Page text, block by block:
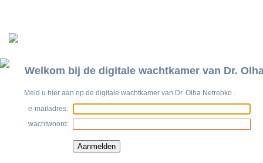
Welkom bij de digitale wachtkamer van Dr.
Meld u hier aan op de digitale wachtkamer van Dr. Olha Netrebko .
e-mailadres:
wachtwoord: